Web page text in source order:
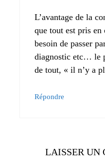
L’avantage de la
que tout est pris en
besoin de passer
diagnostic etc… le
de tout, « il n’y a
Répondre
LAISSER UN